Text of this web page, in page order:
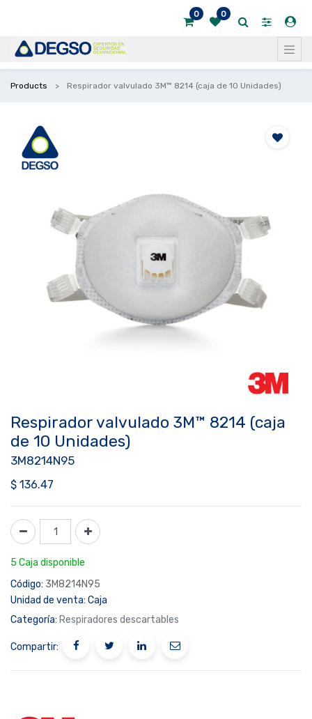
0 0
Products Respirador valvulado 3M™ 8214 (caja de 10 Unidades)
Respirador valvulado 3M™ 8214 (caja
de 10 Unidades)
3M8214N95
$ 136.47
5 Caja disponible
Código: 3M8214N95
Unidad de venta: Caja
Categoría: Respiradores descartables
Compartir: